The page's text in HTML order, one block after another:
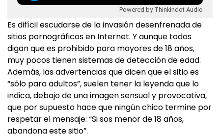
Powered by Thinkindot Audio
Es difícil escudarse de la invasión desenfrenada de
sitios pornográficos en Internet. Y aunque todos
digan que es prohibido para mayores de 18 años,
muy pocos tienen sistemas de detección de edad.
Además, las advertencias que dicen que el sitio es
“sólo para adultos”, suelen tener la leyenda que lo
indica, debajo de una imagen sensual y provocativa,
que por supuesto hace que ningún chico termine por
respetar el mensaje: “Si sos menor de 18 años,
abandona este sitio”.